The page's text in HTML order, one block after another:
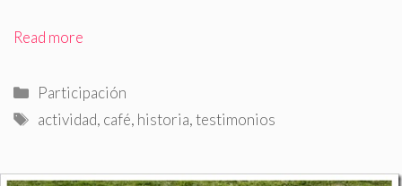
Read more
Categorías
Participación
Etiquetas
actividad, café, historia,testimonios